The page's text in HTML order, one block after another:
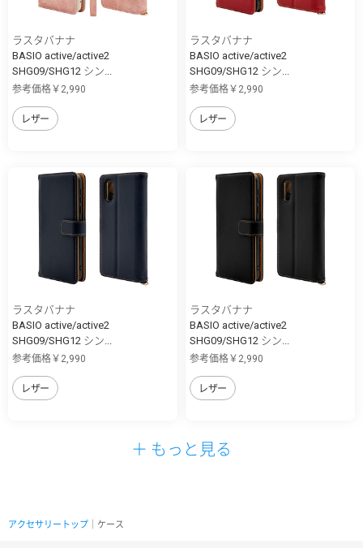
ラスタバナナ
BASIO active/active2
SHG09/SHG12 シン...
参考価格￥2,990
レザー
ラスタバナナ
BASIO active/active2
SHG09/SHG12 シン...
参考価格￥2,990
レザー
ラスタバナナ
BASIO active/active2
SHG09/SHG12 シン...
参考価格￥2,990
レザー
ラスタバナナ
BASIO active/active2
SHG09/SHG12 シン...
参考価格￥2,990
レザー
＋ もっと見る
アクセサリートップ ｜ケース